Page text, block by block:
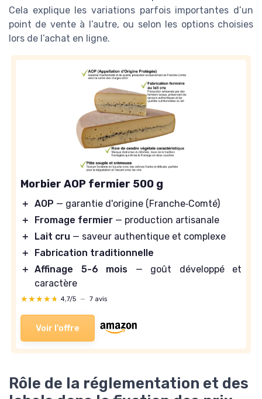
Cela explique les variations parfois importantes d’un
point de vente à l’autre, ou selon les options choisies
lors de l’achat en ligne.
Morbier AOP fermier 500 g
＋ AOP — garantie d'origine (Franche‑Comté)
＋
Fromage fermier — production artisanale
＋
Lait cru — saveur authentique et complexe
＋
Fabrication traditionnelle
＋ Affinage 5-6 mois — goût développé et
caractère
★★★★★
★★★★★ 4,7/5 — 7 avis
Voir l'offre
Rôle de la réglementation et des